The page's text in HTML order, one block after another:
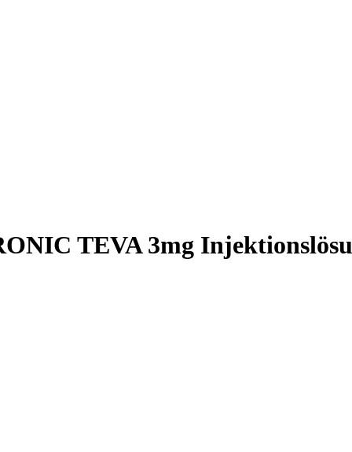
TEVA 3mg